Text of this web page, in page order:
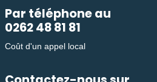
Par téléphone au
0262 48 81 81
Coût d'un appel local